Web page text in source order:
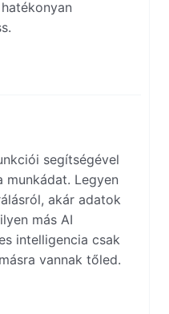
segítségével
munkádat. Legyen
akár adatok
más AI
intelligencia csak
vannak tőled.